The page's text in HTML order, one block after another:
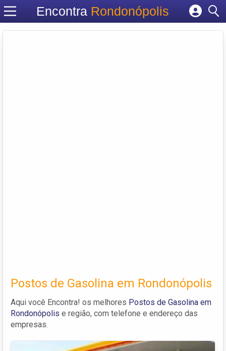
Encontra Rondonópolis
Cadastrar empresa
Postos de Gasolina em Rondonópolis
Aqui você Encontra! os melhores Postos de Gasolina em
Rondonópolis e região, com telefone e endereço das
empresas.